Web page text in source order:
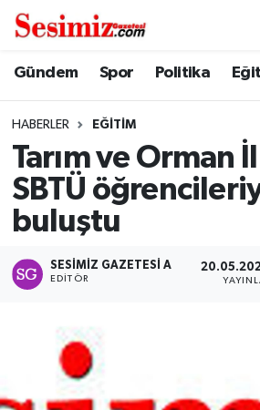
Gündem Spor Politika
HABERLER EĞITIM
Tarım ve Orman
SBTÜ
buluştu
SESIMIZ GAZETESI A
EDITÖR
Dünya
Ekonomi
Genel
Gündem
Politika
Sağlık
Nöbetçi Eczaneler
Hava Durumu
Namaz Vakitleri
Trafik Durumu
Süper Lig Puan Durumu ve
Son Dakika Haberleri
Haber Arşivi